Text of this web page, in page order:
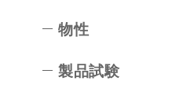
物性
製品試験